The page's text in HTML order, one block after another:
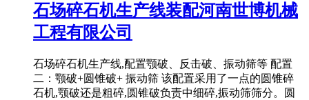
石场碎石机生产线装配河南世博机械
工程有限公司
石场碎石机生产线,配置颚破、反击破、振动筛等 配置
二：颚破+圆锥破+ 振动筛 该配置采用了一点的圆锥碎
石机,颚破还是粗碎,圆锥破负责中细碎,振动筛筛分。圆